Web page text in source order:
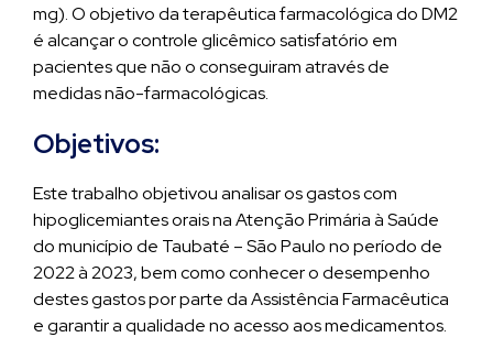
mg). O objetivo da terapêutica farmacológica do DM2
é alcançar o controle glicêmico satisfatório em
pacientes que não o conseguiram através de
medidas não-farmacológicas.
Objetivos:
Este trabalho objetivou analisar os gastos com
hipoglicemiantes orais na Atenção Primária à Saúde
do município de Taubaté – São Paulo no período de
2022 à 2023, bem como conhecer o desempenho
destes gastos por parte da Assistência Farmacêutica
e garantir a qualidade no acesso aos medicamentos.